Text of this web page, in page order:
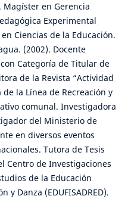
Magíster en Gerencia
Experimental
Ciencias de la Educación.
(2002). Docente
Categoría de Titular de
de la Revista “Actividad
la Línea de Recreación y
comunal. Investigadora
del Ministerio de
en diversos eventos
Tutora de Tesis
Centro de Investigaciones
de la Educación
y Danza (EDUFISADRED).